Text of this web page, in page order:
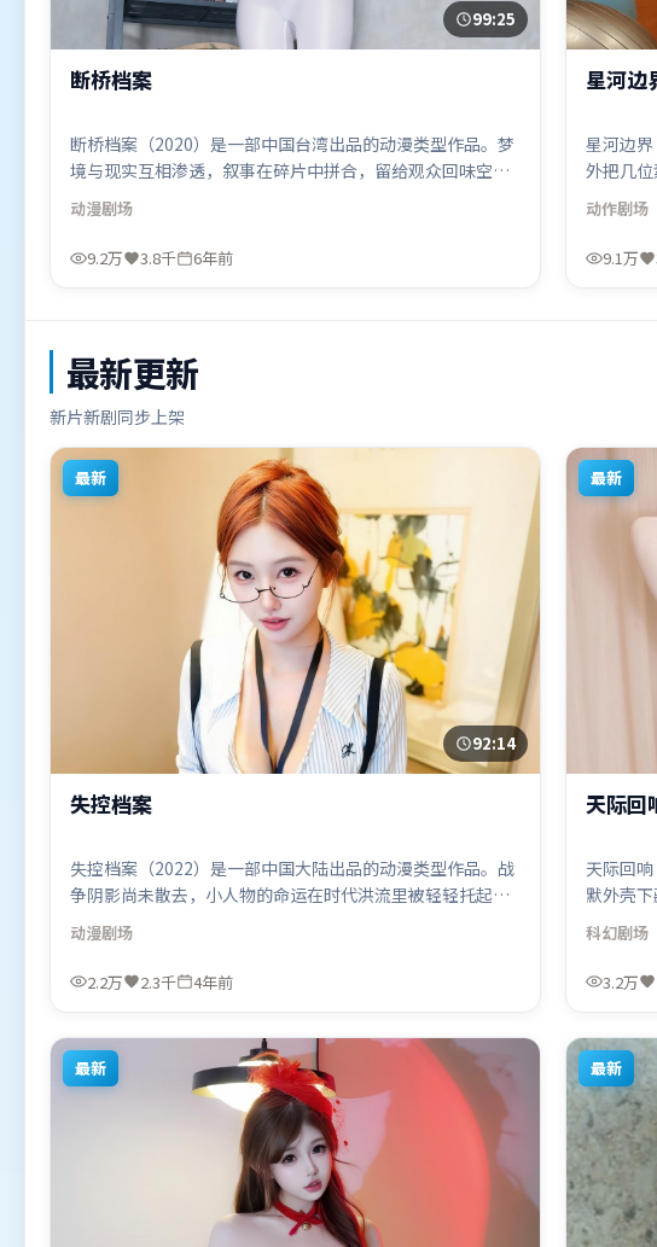
99:25
断桥档案
断桥档案（2020）是一部中国台湾出品的动漫类型作品。梦
境与现实互相渗透，叙事在碎片中拼合，留给观众回味空
间。摄影与美术共同营造出强烈地域气质，增强沉浸感。由
奉俊昊执导，黄政民、雷佳音、基里安·墨菲，段奕宏、周
迅等联袂出演。影片于2020年6月26日（中国台湾）在部分
动漫剧场
9.2万 3.8千 6年前
星河边
星河边
外把几
演。视
冯小刚
等联袂
动作剧场
9.1万
最新更新
新片新剧同步上架
最新
92:14
失控档案
失控档案（2022）是一部中国大陆出品的动漫类型作品。战
争阴影尚未散去，小人物的命运在时代洪流里被轻轻托起又
放下。叙事线索多线并进，最终在关键节点收束。由王家卫
执导，全智贤、堺雅人、李政宰，汤姆·哈迪、肖战等联袂
出演。影片于2022年3月14日（中国大陆）在部分地区首映
动漫剧场
2.2万 2.3千 4年前
最新
天际回
天际回
默外壳
存。叙
导，朱
等联袂
科幻剧场
3.2万
最新 最新